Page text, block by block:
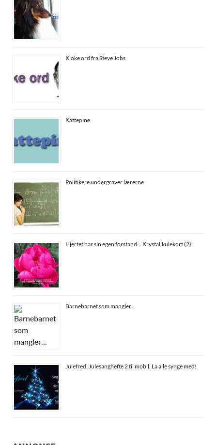
Kloke ord fra Steve Jobs
Kattepine
Politikere undergraver lærerne
Hjertet har sin egen forstand… Krystallkulekort (2)
Barnebarnet som mangler…
Julefred. Julesanghefte 2 til mobil. La alle synge med!